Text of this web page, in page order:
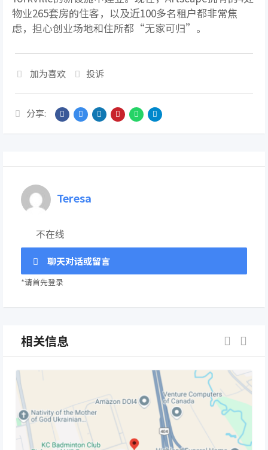
物业265套房的住客，以及近100多名租户都非常焦
虑，担心创业场地和住所都“无家可归”。
加为喜欢 投诉
分享:
Teresa
不在线
聊天对话或留言
*请首先登录
相关信息